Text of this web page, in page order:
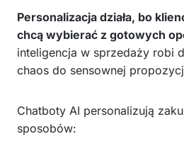
Personalizacja działa, bo
chcą wybierać z gotowych
inteligencja w sprzedaży robi
chaos do sensownej
Chatboty AI personalizują
sposobów: